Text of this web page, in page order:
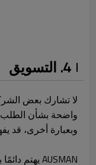
4. التسويق
لا تشارك بعض
واضحة بشأن الطلب
وبعبارة أخرى، قد
AUSMAN يهتم دائمًا باتجاهات السوق واحتياجات المستهلكين، ويستخدمها كأساس لنا لتطوير المنتجات وتحسينها.